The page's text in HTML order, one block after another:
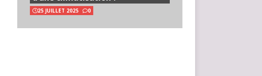
25 JUILLET 2025 0